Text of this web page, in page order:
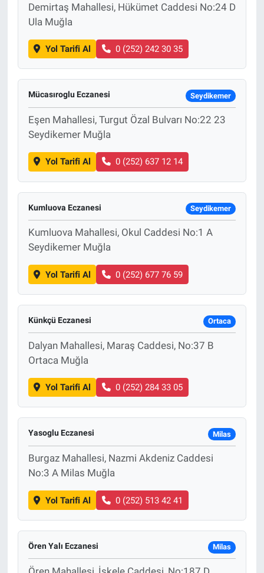
Demirtaş Mahallesi, Hükümet Caddesi No:24 D
Ula Muğla
Yol Tarifi Al 0 (252) 242 30 35
Mücasıroglu Eczanesi Seydikemer
Eşen Mahallesi, Turgut Özal Bulvarı No:22 23
Seydikemer Muğla
Yol Tarifi Al 0 (252) 637 12 14
Kumluova Eczanesi Seydikemer
Kumluova Mahallesi, Okul Caddesi No:1 A
Seydikemer Muğla
Yol Tarifi Al 0 (252) 677 76 59
Künkçü Eczanesi Ortaca
Dalyan Mahallesi, Maraş Caddesi, No:37 B
Ortaca Muğla
Yol Tarifi Al 0 (252) 284 33 05
Yasoglu Eczanesi Milas
Burgaz Mahallesi, Nazmi Akdeniz Caddesi
No:3 A Milas Muğla
Yol Tarifi Al 0 (252) 513 42 41
Ören Yalı Eczanesi Milas